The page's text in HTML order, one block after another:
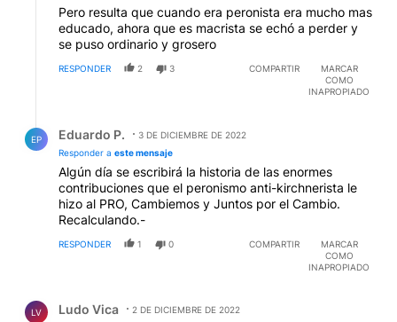
Pero resulta que cuando era peronista era mucho mas
educado, ahora que es macrista se echó a perder y
se puso ordinario y grosero
RESPONDER 2 3 COMPARTIR
MARCAR
COMO
INAPROPIADO
EP Eduardo P.
3 DE DICIEMBRE DE 2022
Responder a este mensaje
Algún día se escribirá la historia de las enormes
contribuciones que el peronismo anti-kirchnerista le
hizo al PRO, Cambiemos y Juntos por el Cambio.
Recalculando.-
RESPONDER 1 0 COMPARTIR
MARCAR
COMO
INAPROPIADO
LV Ludo Vica 2 DE DICIEMBRE DE 2022